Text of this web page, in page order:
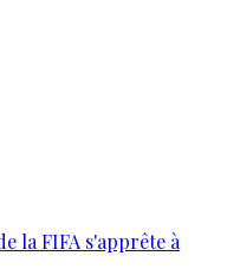
la FIFA s'apprête à